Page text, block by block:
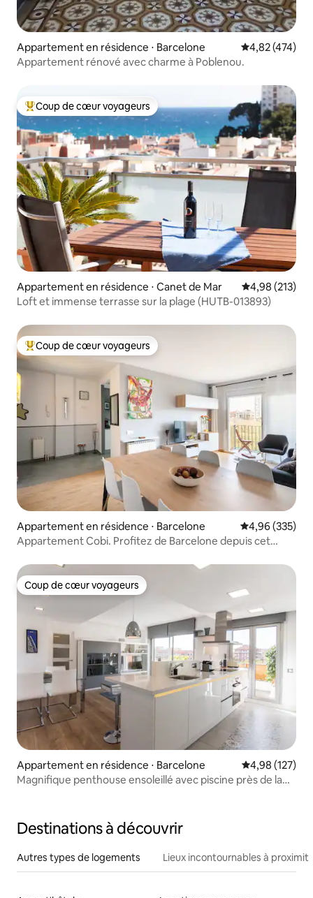
Appartement en résidence ⋅ Barcelone Évaluation
4,82 (474)
Appartement rénové avec charme à Poblenou.
Coups de cœur voyageurs les plus appréciés
Coup de cœur voyageurs
Appartement en résidence ⋅ Canet de Mar Évaluation
4,98 (213)
Loft et immense terrasse sur la plage (HUTB-013893)
Coups de cœur voyageurs les plus appréciés
Coup de cœur voyageurs
Appartement en résidence ⋅ Barcelone Évaluation
4,96 (335)
Appartement Cobi. Profitez de Barcelone depuis cet
Coup de cœur voyageurs
Coup de cœur voyageurs
Appartement en résidence ⋅ Barcelone Évaluation
4,98 (127)
Magnifique penthouse ensoleillé avec piscine près de la
Destinations à découvrir
Autres types de logements Lieux incontournables à